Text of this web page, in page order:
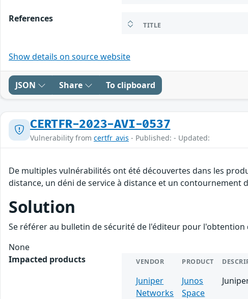
References
TITLE
Show details on source website
JSON Share To clipboard
CERTFR-2023-AVI-0537
Vulnerability from certfr_avis - Published: - Updated:
De multiples vulnérabilités ont été découvertes dans les
distance, un déni de service à distance et un contournement
Solution
Se référer au bulletin de sécurité de l'éditeur pour
None
Impacted products
VENDOR PRODUCT
Juniper
Networks
Junos
Space